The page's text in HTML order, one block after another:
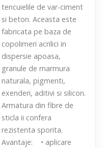
tencuielile de var-ciment
si beton. Aceasta este
fabricata pe baza de
copolimeri acrilici in
dispersie apoasa,
granule de marmura
naturala, pigmenti,
exenderi, aditivi si silicon.
Armatura din fibre de
sticla ii confera
rezistenta sporita.
Avantaje: • aplicare